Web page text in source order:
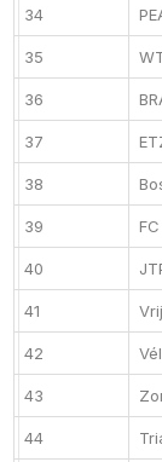
34
35
36
37
38
39
40
41
42
43
44